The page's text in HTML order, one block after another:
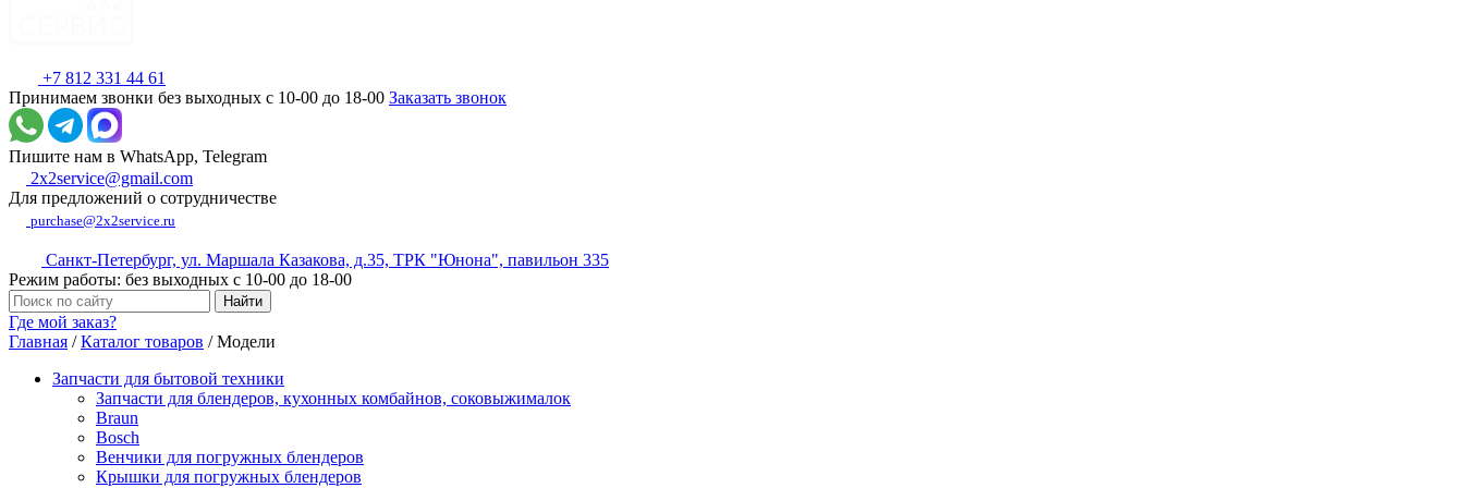
+7 812 331 44 61
Принимаем звонки без выходных с 10-00 до 18-00 Заказать звонок
Пишите нам в WhatsApp, Telegram
2x2service@gmail.com
Для предложений о сотрудничестве
purchase@2x2service.ru
Санкт-Петербург, ул. Маршала Казакова, д.35, ТРК "Юнона", павильон 335
Режим работы: без выходных с 10-00 до 18-00
Где мой заказ?
Главная /Каталог товаров /Модели
Запчасти для бытовой техники
Запчасти для блендеров, кухонных комбайнов, соковыжималок
Braun
Bosch
Венчики для погружных блендеров
Крышки для погружных блендеров